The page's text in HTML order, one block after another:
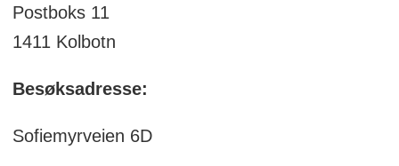
Postboks 11
1411 Kolbotn
Besøksadresse:
Sofiemyrveien 6D